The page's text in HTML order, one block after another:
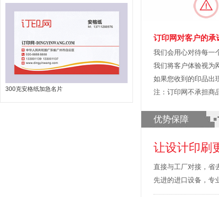
300克安格纸加急名片
订印网对客户的承
我们会用心对待每一
我们将客户体验视为
如果您收到的印品出
注：订印网不承担商
优势保障
让设计印刷
直接与工厂对接，省
先进的进口设备，专